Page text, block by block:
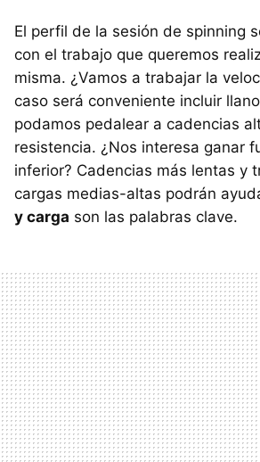
El perfil de la sesión de spinning
con el trabajo que queremos
misma. ¿Vamos a trabajar la
caso será conveniente incluir
podamos pedalear a cadencias
resistencia. ¿Nos interesa ganar
inferior? Cadencias más lentas y
cargas medias-altas podrán
y carga son las palabras clave.